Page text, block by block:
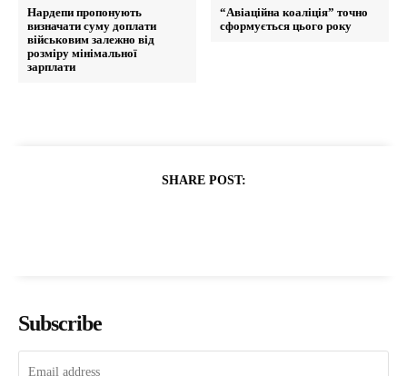
Нардепи пропонують
визначати суму доплати
військовим залежно від
розміру мінімальної
зарплати
“Авіаційна коаліція” точно
сформується цього року
SHARE POST:
Subscribe